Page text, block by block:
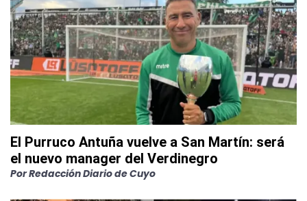
El Purruco Antuña vuelve a San Martín: será
el nuevo manager del Verdinegro
PorRedacción Diario de Cuyo